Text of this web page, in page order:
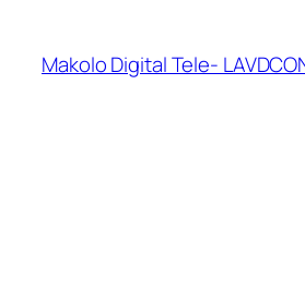
Makolo Digital Tele-